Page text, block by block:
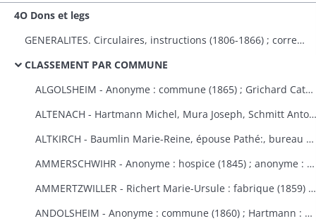
4O Dons et legs
GENERALITES. Circulaires, instructions (1806-1866) ; correspondance avec le préfet (1823-1870) ; dons à plusieurs communes et établissements publics (1808-1870) ; états des dons et legs faits aux établissements religieux et publics (1823-1870).
CLASSEMENT PAR COMMUNE
ALGOLSHEIM - Anonyme : commune (1865) ; Grichard Catherine : caisse des pauvres protestants d'Algolsheim et de Volgelsheim (1853).
ALTENACH - Hartmann Michel, Mura Joseph, Schmitt Antoine, Reinauer Joseph : fabrique (1821), Koegler Anne, épouse Fleury : fabrique (1817-1818).
ALTKIRCH - Baumlin Marie-Reine, épouse Pathé:, bureau de bienfaisance (1803) ; Baur Reine-Catherine, épouse Schneider : hospice, bureau de bienfaisance, fabrique (1841-1845) ; Bisel : hospice Saint-Morand (1849) ; Caisse d'Epargne (1) : hospice (1850-1855) ; Eberlin Joseph : hospice Saint-Morand (1844) ; Enderlin Antoine, de Durlinsdorf : hospice (1859) ; Erny : fabrique (1865) (voir aussi Thann) ; Friburger Anne-Marie, épouse Remus : hospice (1865) ; Fritsch Morand : hospice Saint-Morand (1857-1859) ; Garrosse François-Marie : bureau de bienfaisance (1802) ; Garozzi Antoine, Henner Thomas Valentin, Kiene Marie-Anne : fabrique (1813) ; Garozzi Rosalie, épouse Durthaller : hospice civil (1850) ; Gilardoni Joseph : hospice (1864) ; Haenner Xavier : fabrique (1843-1844) ; Hartmann Jean, Kiene Marie-Elisabeth : fabrique (1819) ; Hennige, curé, Reininger Elma : hospice (1855-1862) ; Hiltenbrand Marie-Salomé : hospice Saint-Morand (1854) ; Jourdain Xavier : hospice et pauvres (1854-1867) ; Kauffmann Antoine : fabrique (1814-1817) ; Koechlin André : pauvres (1854) ; Koechlin André, de Mulhouse : commune (1860) ; Loetscher : hospice Saint-Morand (1851) ; Mildner Antoine-François : hospice Saint-Morand (1831-1832) ; Mulhaupt Anne-Marie : hospice Saint-Morand (1844) ; Neef François-Joseph : fabrique (1809) ; Platel Louise : hospice et bureau de bienfaisance (1867) ; Reininger Emma-Joséphine : hospice Saint-Morand (1855) ; Reininger Marie-Françoise : bureau de bienfaisance et fabrique (1866-1868) ; Roemer Georges, curé : hospice Saint-Morand (1868-1869) ; Rudler Euphémie : hospice Saint-Morand (1869-1870) ; Sauthier : hospice Saint-Morand (1856-1857) ; Schirlin, curé de Bouxwiller : hospice Saint-Morand (1868) ; Stouff Jean-Pierre : hospice Saint-Morand (1832-1833) ; Zobel Morand : hospice Saint-Morand (1859).
AMMERSCHWIHR - Anonyme : hospice (1845) ; anonyme : hospice (1860) ; anonyme : hospice (1860) ; anonyme : hospice (1868) ; anonyme : hospice (1868) ; Bertrand Catherine, religieuse à Ensisheim : hospice (1833-1835) ; Bessler Anne-Marie, épouse Hartmann : hospice et fabrique (1848-1852) ; Bressler Elisabeth : fabrique (1840) ; Bressler Jean-Jacques, curé de Zimmerbach : hospice (1849) ; Custor François-Joseph, abbé : hospice (1822-1823) ; famille Demangeat, des Trois-Epis : hospice (1866) ; Gasser Barbe et François-Martin : hospice et fabrique (1842-1843) ; héritiers Gerber : hospice (1853-1855) ; Gerber Anne-Marie, épouse Muller : hospice (1870) ; Giroud Françoise, épouse Langlais : hospice et fabrique (1838-1845) ; Gottelman François-Joseph : chapelle des Trois-Epis (1824) ; Hartmann Martin : hospice (1851) ; Hildenfinck Joseph : hospice (1869) ; Kast Jean-Baptiste : fabrique (1865) ; Klein François-Joseph : hospice (1820-1821) ; Klein Marguerite, épouse Schielé : hospice, pauvres et fabrique (1844) ; Hamberger Françoise, épouse Bueb dit Dubois : fabrique (1846) ; Leimbach Sébastien : hospice (1835) ; Meg Sébastien : fabrique et pauvres (1828) ; Saltzmann Anne-Marie, épouse Heinrich : fabrique (1869-1870) ; Schielé Alexandre : hospice et pauvres (1828) ; Schwindenhammer Jacques : hospice (1852) ; Simonin : fabrique et pauvres (1832) ; Simonis Catherine, veuve Simonis, épouse Vejux : fabrique (1850) ; Thomann Marie-Ursule : pauvres et hospice (1838) ; Thomann Martin et Anne-Marie, son épouse : hospice (1858) ; Ulrich Catherine, épouse Kast le Vieux : hospice (1848-1852).
AMMERTZWILLER - Richert Marie-Ursule : fabrique (1859) ; Wolff Elisabeth, épouse Hinderer : pauvres d'Ammertzwiller et de Spechbach-le-Bas et fabrique d'Ammertzwiller (1854).
ANDOLSHEIM - Anonyme : commune (1860) ; Hartmann : bureau de bienfaisance (1858) ; Neubuck (de) Marie-Ursule, épouse de Mouge : fabrique (1851) ; Schuller Mathias, dit le Vieux ou le Settier : consistoire protestant (1814).